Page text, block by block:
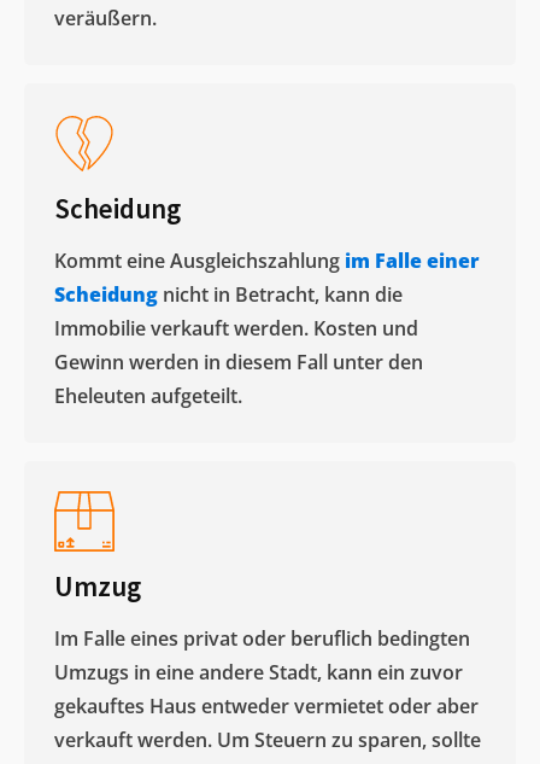
veräußern. ​
Scheidung
Kommt eine Ausgleichszahlung im Falle einer
Scheidung nicht in Betracht, kann die
Immobilie verkauft werden. Kosten und
Gewinn werden in diesem Fall unter den
Eheleuten aufgeteilt.​
Umzug
Im Falle eines privat oder beruflich bedingten
Umzugs in eine andere Stadt, kann ein zuvor
gekauftes Haus entweder vermietet oder aber
verkauft werden. Um Steuern zu sparen, sollte